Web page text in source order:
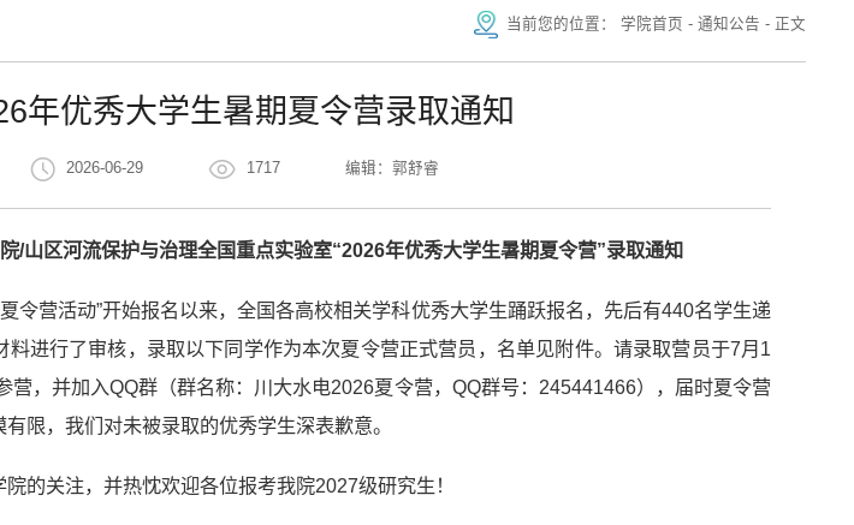
当前您的位置： 学院首页 - 通知公告 - 正文
年优秀大学生暑期夏令营录取通知
2026-06-29 1717 编辑：郭舒睿
/山区河流保护与治理全国重点实验室“2026年优秀大学生暑期夏令营”录取通知
令营活动”开始报名以来，全国各高校相关学科优秀大学生踊跃报名，先后有440名学生递
料进行了审核，录取以下同学作为本次夏令营正式营员，名单见附件。请录取营员于7月1
营，并加入QQ群（群名称：川大水电2026夏令营，QQ群号：245441466），届时夏令营
限，我们对未被录取的优秀学生深表歉意。
的关注，并热忱欢迎各位报考我院2027级研究生！